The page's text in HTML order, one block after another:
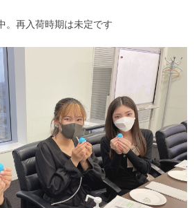
。再入荷時期は未定です